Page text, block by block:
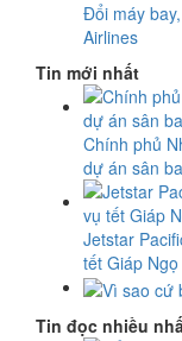
Đổi máy
Airlines
Tin mới nhất
Chính phủ
dự án sân
Jetstar
tết Giáp Ngọ
Tin đọc nhiều